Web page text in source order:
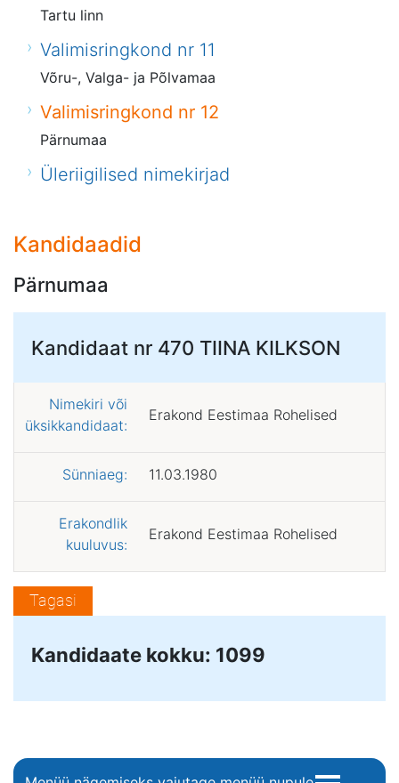
Tartu linn
Valimisringkond nr 11
Võru-, Valga- ja Põlvamaa
Valimisringkond nr 12
Pärnumaa
Üleriigilised nimekirjad
Kandidaadid
Pärnumaa
Kandidaat nr 470 TIINA KILKSON
Nimekiri või
üksikkandidaat:
Erakond Eestimaa Rohelised
Sünniaeg: 11.03.1980
Erakondlik
kuuluvus:
Erakond Eestimaa Rohelised
Tagasi
Kandidaate kokku: 1099